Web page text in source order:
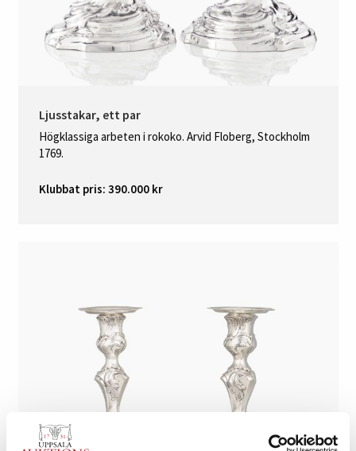
Ljusstakar, ett par
Högklassiga arbeten i rokoko. Arvid Floberg, Stockholm
1769.
Klubbat pris: 390.000 kr